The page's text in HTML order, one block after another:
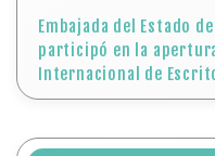
Embajada del Estado
participó en la
Internacional de